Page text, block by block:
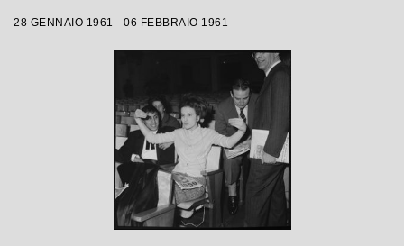
28 GENNAIO 1961 - 06 FEBBRAIO 1961